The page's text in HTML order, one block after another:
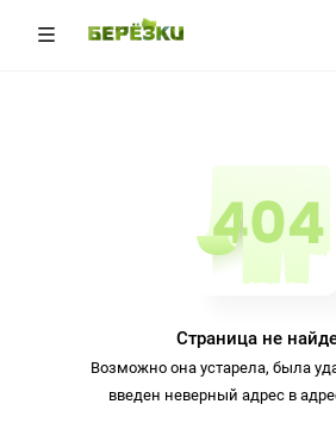
Страница не
Возможно она устарела, была
введен неверный адрес в